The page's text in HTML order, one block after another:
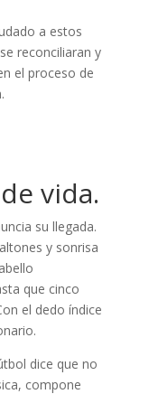
a estos
reconciliaran y
el proceso de
vida.
su llegada.
y sonrisa
que cinco
el dedo índice
dice que no
compone